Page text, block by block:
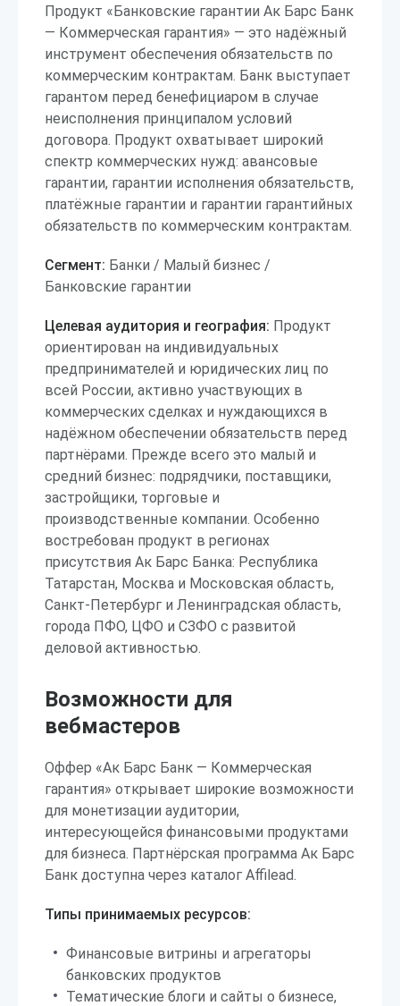
Продукт «Банковские гарантии Ак Барс Банк
— Коммерческая гарантия» — это надёжный
инструмент обеспечения обязательств по
коммерческим контрактам. Банк выступает
гарантом перед бенефициаром в случае
неисполнения принципалом условий
договора. Продукт охватывает широкий
спектр коммерческих нужд: авансовые
гарантии, гарантии исполнения обязательств,
платёжные гарантии и гарантии гарантийных
обязательств по коммерческим контрактам.
Сегмент: Банки / Малый бизнес /
Банковские гарантии
Целевая аудитория и география: Продукт
ориентирован на индивидуальных
предпринимателей и юридических лиц по
всей России, активно участвующих в
коммерческих сделках и нуждающихся в
надёжном обеспечении обязательств перед
партнёрами. Прежде всего это малый и
средний бизнес: подрядчики, поставщики,
застройщики, торговые и
производственные компании. Особенно
востребован продукт в регионах
присутствия Ак Барс Банка: Республика
Татарстан, Москва и Московская область,
Санкт-Петербург и Ленинградская область,
города ПФО, ЦФО и СЗФО с развитой
деловой активностью.
Возможности для
вебмастеров
Оффер «Ак Барс Банк — Коммерческая
гарантия» открывает широкие возможности
для монетизации аудитории,
интересующейся финансовыми продуктами
для бизнеса. Партнёрская программа Ак Барс
Банк доступна через каталог Affilead.
Типы принимаемых ресурсов:
Финансовые витрины и агрегаторы
банковских продуктов
Тематические блоги и сайты о бизнесе,